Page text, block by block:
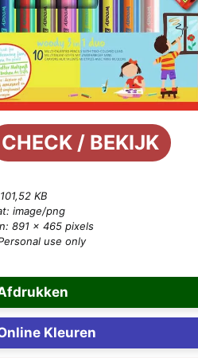
CHECK / BEKIJK
KB
image/png
891 × 465 pixels
use only
Kleuren